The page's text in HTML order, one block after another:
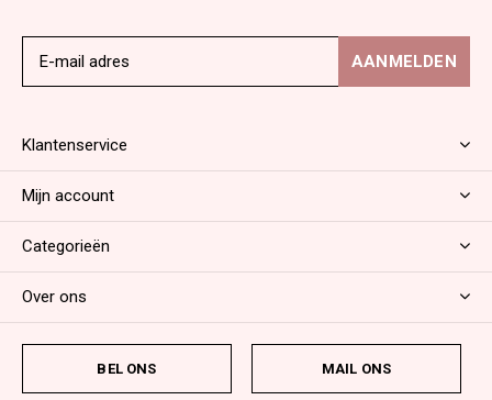
AANMELDEN
Klantenservice
Mijn account
Categorieën
Over ons
BEL ONS MAIL ONS